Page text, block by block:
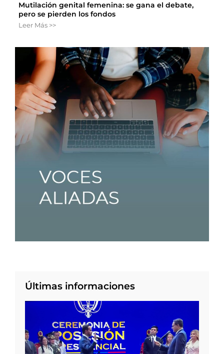
Mutilación genital femenina: se gana el debate,
pero se pierden los fondos
Leer Más >>
Últimas informaciones